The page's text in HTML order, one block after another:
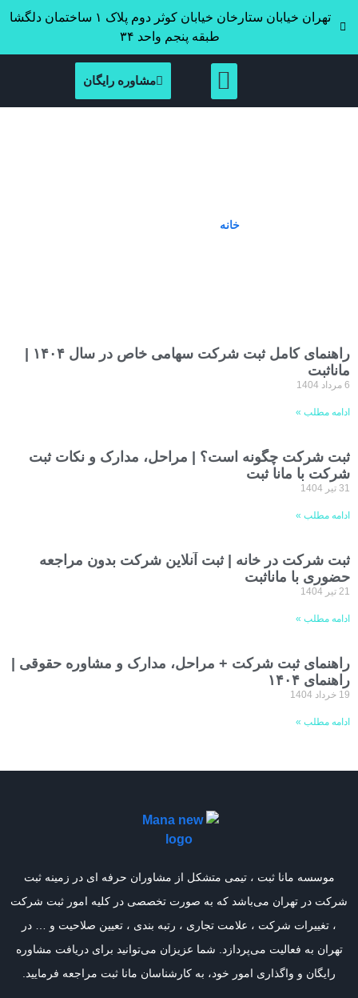
تهران خیابان ستارخان خیابان کوثر دوم پلاک ۱ ساختمان دلگشا
طبقه پنجم واحد ۳۴
مشاوره رایگان
خانه
ماناثبت
6 مرداد 1404
ادامه مطلب »
ثبت شرکت چگونه است؟ | مراحل، مدارک و نکات ثبت
شرکت با مانا ثبت
31 تیر 1404
ادامه مطلب »
ثبت شرکت در خانه | ثبت آنلاین شرکت بدون مراجعه
حضوری با ماناثبت
21 تیر 1404
ادامه مطلب »
راهنمای ثبت شرکت + مراحل، مدارک و مشاوره حقوقی |
راهنمای ۱۴۰۴
19 خرداد 1404
ادامه مطلب »
موسسه مانا ثبت ، تیمی متشکل از مشاوران حرفه ای در زمینه ثبت
شرکت در تهران می‌باشد که به صورت تخصصی در کلیه امور ثبت شرکت
، تغییرات شرکت ، علامت تجاری ، رتبه بندی ، تعیین صلاحیت و … در
تهران به فعالیت می‌پردازد. شما عزیزان می‌توانید برای دریافت مشاوره
رایگان و واگذاری امور خود، به کارشناسان مانا ثبت مراجعه فرمایید.